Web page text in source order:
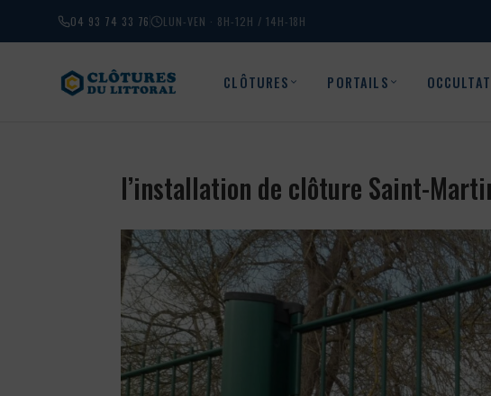
04 93 74 33 76 LUN-VEN · 8H-12H / 14H-18H
CLÔTURES PORTAILS
l’installation de clôture Saint-